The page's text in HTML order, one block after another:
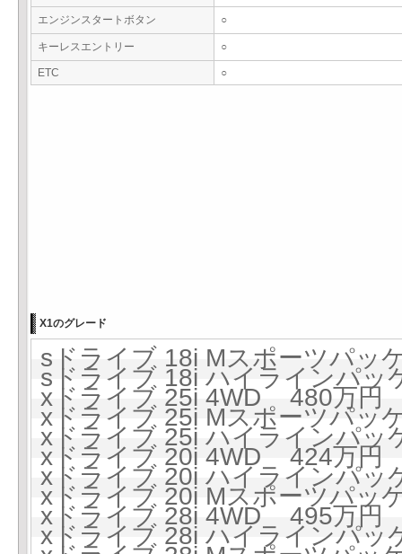
エンジンスタートボタン ○
キーレスエントリー ○
ETC ○
X1のグレード
sドライブ 18i Mスポーツパ
sドライブ 18i ハイラインパ
xドライブ 25i 4WD 480万円
xドライブ 25i Mスポーツパ
xドライブ 25i ハイラインパ
xドライブ 20i 4WD 424万円
xドライブ 20i ハイラインパ
xドライブ 20i Mスポーツパ
xドライブ 28i 4WD 495万円
xドライブ 28i ハイラインパ